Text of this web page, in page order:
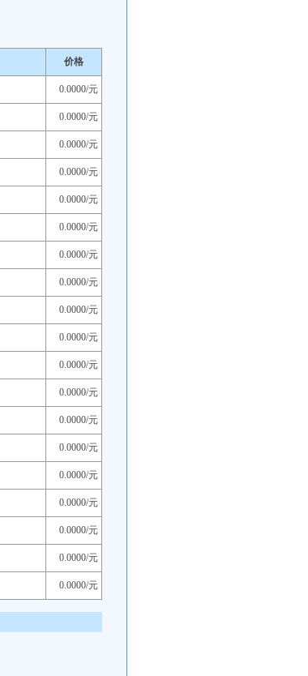
价格
0.0000/元
0.0000/元
0.0000/元
0.0000/元
0.0000/元
0.0000/元
0.0000/元
0.0000/元
0.0000/元
0.0000/元
0.0000/元
0.0000/元
0.0000/元
0.0000/元
0.0000/元
0.0000/元
0.0000/元
0.0000/元
0.0000/元